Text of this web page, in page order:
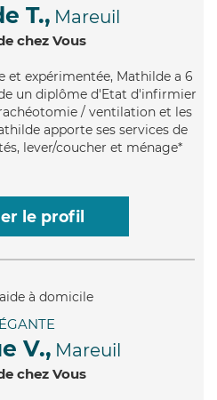
T., Mareuil
chez Vous
et expérimentée, Mathilde a 6
un diplôme d'Etat d'infirmier
/ ventilation et les
apporte ses services de
lever/coucher et ménage*
le profil
V., Mareuil
chez Vous